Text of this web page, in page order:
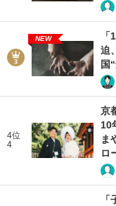
NEW
迫
国
4位
4
京
10
ま
ロ